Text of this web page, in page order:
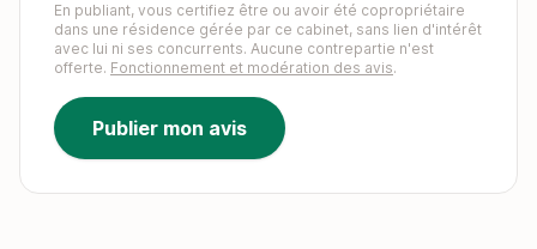
En publiant, vous certifiez être ou avoir été copropriétaire
dans une résidence gérée par ce cabinet, sans lien d'intérêt
avec lui ni ses concurrents. Aucune contrepartie n'est
offerte. Fonctionnement et modération des avis.
Publier mon avis